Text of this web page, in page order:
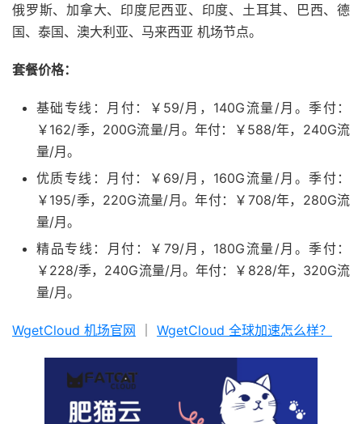
俄罗斯、加拿大、印度尼西亚、印度、土耳其、巴西、德
国、泰国、澳大利亚、马来西亚 机场节点。
套餐价格：
基础专线：月付：￥59/月，140G流量/月。季付：
￥162/季，200G流量/月。年付：￥588/年，240G流
量/月。
优质专线：月付：￥69/月，160G流量/月。季付：
￥195/季，220G流量/月。年付：￥708/年，280G流
量/月。
精品专线：月付：￥79/月，180G流量/月。季付：
￥228/季，240G流量/月。年付：￥828/年，320G流
量/月。
WgetCloud 机场官网 WgetCloud 全球加速怎么样？